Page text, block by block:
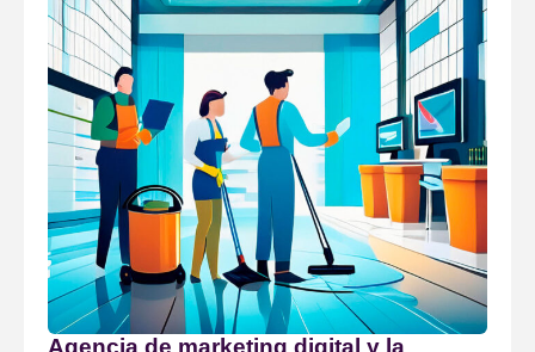
Agencia de marketing digital y la